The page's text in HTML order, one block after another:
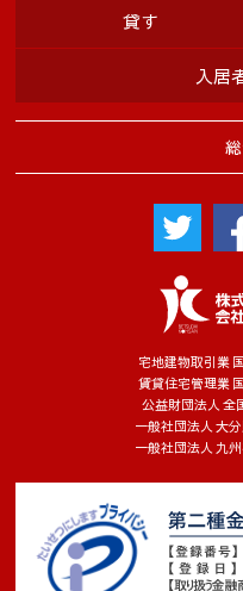
宅地建物取引業
賃貸住宅管理業
公益財団法人 全
一般社団法人 大
一般社団法人 九
貸す
入居